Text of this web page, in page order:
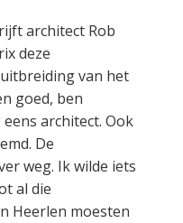
architect Rob
deze
van het
goed, ben
architect. Ook
De
weg. Ik wilde iets
al die
Heerlen moesten